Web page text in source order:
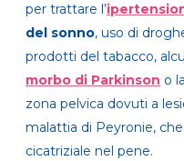
per trattare l’
del sonno, uso di
prodotti del tabacco,
morbo di Parkinson o la
zona pelvica dovuti a
malattia di Peyronie,
cicatriziale nel pene.